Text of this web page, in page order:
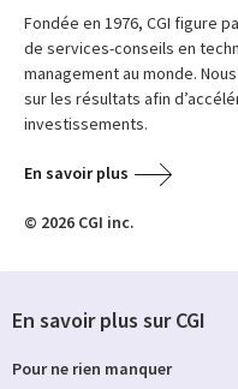
Fondée en 1976, CGI figure
de services-conseils en
management au monde.
sur les résultats afin
investissements.
En savoir plus
© 2026 CGI inc.
En savoir plus sur CGI
Pour ne rien manquer